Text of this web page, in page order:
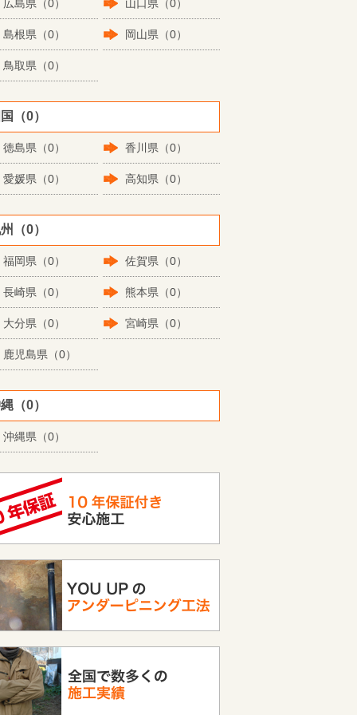
広島県（0） 山口県（0）
島根県（0） 岡山県（0）
鳥取県（0）
（0）
徳島県（0） 香川県（0）
愛媛県（0） 高知県（0）
（0）
福岡県（0） 佐賀県（0）
長崎県（0） 熊本県（0）
大分県（0） 宮崎県（0）
鹿児島県（0）
（0）
沖縄県（0）